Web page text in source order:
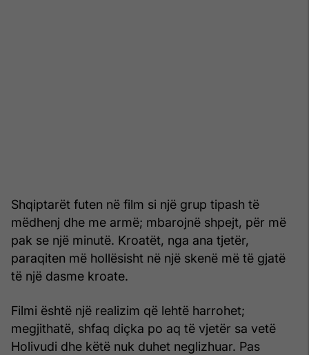
Shqiptarët futen në film si një grup tipash të
mëdhenj dhe me armë; mbarojnë shpejt, për më
pak se një minutë. Kroatët, nga ana tjetër,
paraqiten më hollësisht në një skenë më të gjatë
të një dasme kroate.
Filmi është një realizim që lehtë harrohet;
megjithatë, shfaq diçka po aq të vjetër sa vetë
Holivudi dhe këtë nuk duhet neglizhuar. Pas